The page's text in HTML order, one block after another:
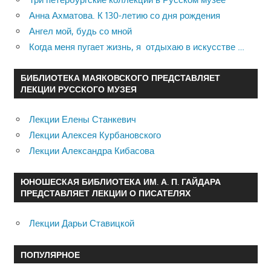
Анна Ахматова. К 130-летию со дня рождения
Ангел мой, будь со мной
Когда меня пугает жизнь, я отдыхаю в искусстве …
БИБЛИОТЕКА МАЯКОВСКОГО ПРЕДСТАВЛЯЕТ
ЛЕКЦИИ РУССКОГО МУЗЕЯ
Лекции Елены Станкевич
Лекции Алексея Курбановского
Лекции Александра Кибасова
ЮНОШЕСКАЯ БИБЛИОТЕКА ИМ. А. П. ГАЙДАРА
ПРЕДСТАВЛЯЕТ ЛЕКЦИИ О ПИСАТЕЛЯХ
Лекции Дарьи Ставицкой
ПОПУЛЯРНОЕ